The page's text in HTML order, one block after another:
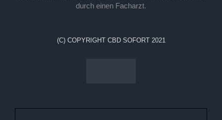
durch einen Facharzt.
(C) COPYRIGHT CBD SOFORT 2021